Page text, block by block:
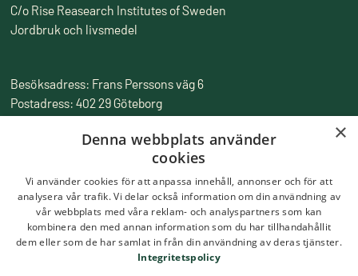
C/o Rise Reasearch Institutes of Sweden
Jordbruk och livsmedel
Besöksadress: Frans Perssons väg 6
Postadress: 402 29 Göteborg
010-516 50 00
×
Denna webbplats använder
cookies
Vi använder cookies för att anpassa innehåll, annonser och för att
analysera vår trafik. Vi delar också information om din användning av
vår webbplats med våra reklam- och analyspartners som kan
kombinera den med annan information som du har tillhandahållit
dem eller som de har samlat in från din användning av deras tjänster.
Integritetspolicy